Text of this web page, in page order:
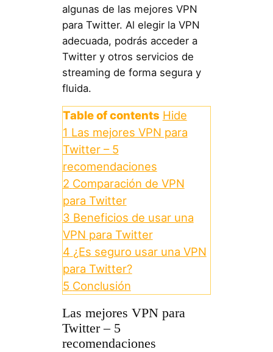
algunas de las mejores VPN
para Twitter. Al elegir la VPN
adecuada, podrás acceder a
Twitter y otros servicios de
streaming de forma segura y
fluida.
Table of contents Hide
1 Las mejores VPN para
Twitter – 5
recomendaciones
2 Comparación de VPN
para Twitter
3 Beneficios de usar una
VPN para Twitter
4 ¿Es seguro usar una VPN
para Twitter?
5 Conclusión
Las mejores VPN para
Twitter – 5
recomendaciones